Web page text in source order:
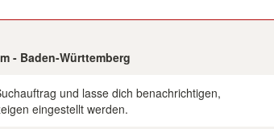
- Baden-Württemberg
und lasse dich benachrichtigen,
eingestellt werden.